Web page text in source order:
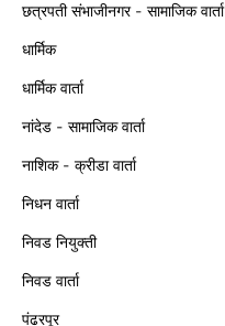
छत्रपती संभाजीनगर - सामाजिक वार्ता
धार्मिक
धार्मिक वार्ता
नांदेड - सामाजिक वार्ता
नाशिक - क्रीडा वार्ता
निधन वार्ता
निवड नियुक्ती
निवड वार्ता
पंढरपूर